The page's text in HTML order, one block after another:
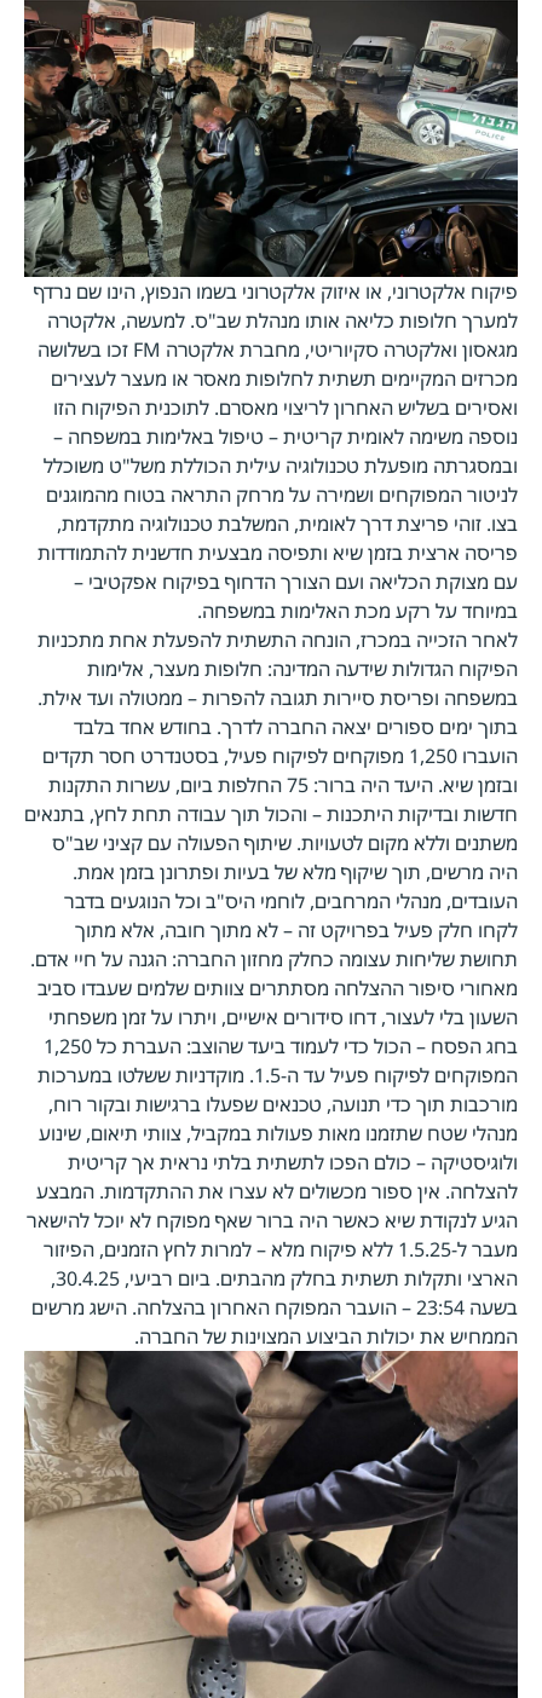
פיקוח אלקטרוני, או איזוק אלקטרוני בשמו הנפוץ, הינו שם נרדף
למערך חלופות כליאה אותו מנהלת שב"ס. למעשה, אלקטרה
מגאסון ואלקטרה סקיוריטי, מחברת אלקטרה FM זכו בשלושה
מכרזים המקיימים תשתית לחלופות מאסר או מעצר לעצירים
ואסירים בשליש האחרון לריצוי מאסרם. לתוכנית הפיקוח הזו
נוספה משימה לאומית קריטית – טיפול באלימות במשפחה –
ובמסגרתה מופעלת טכנולוגיה עילית הכוללת משל"ט משוכלל
לניטור המפוקחים ושמירה על מרחק התראה בטוח מהמוגנים
בצו. זוהי פריצת דרך לאומית, המשלבת טכנולוגיה מתקדמת,
פריסה ארצית בזמן שיא ותפיסה מבצעית חדשנית להתמודדות
עם מצוקת הכליאה ועם הצורך הדחוף בפיקוח אפקטיבי –
במיוחד על רקע מכת האלימות במשפחה.
לאחר הזכייה במכרז, הונחה התשתית להפעלת אחת מתכניות
הפיקוח הגדולות שידעה המדינה: חלופות מעצר, אלימות
במשפחה ופריסת סיירות תגובה להפרות – ממטולה ועד אילת.
בתוך ימים ספורים יצאה החברה לדרך. בחודש אחד בלבד
הועברו 1,250 מפוקחים לפיקוח פעיל, בסטנדרט חסר תקדים
ובזמן שיא. היעד היה ברור: 75 החלפות ביום, עשרות התקנות
חדשות ובדיקות היתכנות – והכול תוך עבודה תחת לחץ, בתנאים
משתנים וללא מקום לטעויות. שיתוף הפעולה עם קציני שב"ס
היה מרשים, תוך שיקוף מלא של בעיות ופתרונן בזמן אמת.
העובדים, מנהלי המרחבים, לוחמי היס"ב וכל הנוגעים בדבר
לקחו חלק פעיל בפרויקט זה – לא מתוך חובה, אלא מתוך
תחושת שליחות עצומה כחלק מחזון החברה: הגנה על חיי אדם.
מאחורי סיפור ההצלחה מסתתרים צוותים שלמים שעבדו סביב
השעון בלי לעצור, דחו סידורים אישיים, ויתרו על זמן משפחתי
בחג הפסח – הכול כדי לעמוד ביעד שהוצב: העברת כל 1,250
המפוקחים לפיקוח פעיל עד ה-1.5. מוקדניות ששלטו במערכות
מורכבות תוך כדי תנועה, טכנאים שפעלו ברגישות ובקור רוח,
מנהלי שטח שתזמנו מאות פעולות במקביל, צוותי תיאום, שינוע
ולוגיסטיקה – כולם הפכו לתשתית בלתי נראית אך קריטית
להצלחה. אין ספור מכשולים לא עצרו את ההתקדמות. המבצע
הגיע לנקודת שיא כאשר היה ברור שאף מפוקח לא יוכל להישאר
מעבר ל-1.5.25 ללא פיקוח מלא – למרות לחץ הזמנים, הפיזור
הארצי ותקלות תשתית בחלק מהבתים. ביום רביעי, 30.4.25,
בשעה 23:54 – הועבר המפוקח האחרון בהצלחה. הישג מרשים
הממחיש את יכולות הביצוע המצוינות של החברה.